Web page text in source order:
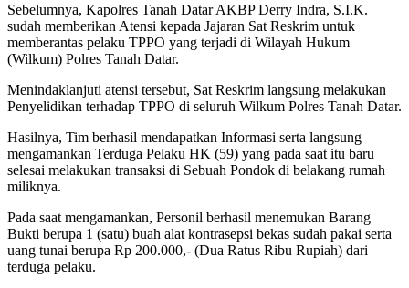
Sebelumnya, Kapolres Tanah Datar AKBP Derry Indra, S.I.K.
sudah memberikan Atensi kepada Jajaran Sat Reskrim untuk
memberantas pelaku TPPO yang terjadi di Wilayah Hukum
(Wilkum) Polres Tanah Datar.
Menindaklanjuti atensi tersebut, Sat Reskrim langsung melakukan
Penyelidikan terhadap TPPO di seluruh Wilkum Polres Tanah Datar.
Hasilnya, Tim berhasil mendapatkan Informasi serta langsung
mengamankan Terduga Pelaku HK (59) yang pada saat itu baru
selesai melakukan transaksi di Sebuah Pondok di belakang rumah
miliknya.
Pada saat mengamankan, Personil berhasil menemukan Barang
Bukti berupa 1 (satu) buah alat kontrasepsi bekas sudah pakai serta
uang tunai berupa Rp 200.000,- (Dua Ratus Ribu Rupiah) dari
terduga pelaku.